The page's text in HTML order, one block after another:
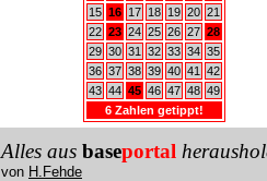
15 16 17 18 19 20 21
22 23 24 25 26 27 28
29 30 31 32 33 34 35
36 37 38 39 40 41
42
43 44 45 46 47 48 49
6 Zahlen getippt!
Alles aus baseportal
von H.Fehde